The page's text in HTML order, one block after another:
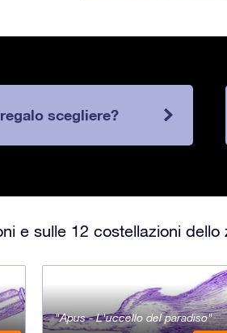
scegliere?
e sulle 12 costellazioni dello
Apus - L'uccello del paradiso